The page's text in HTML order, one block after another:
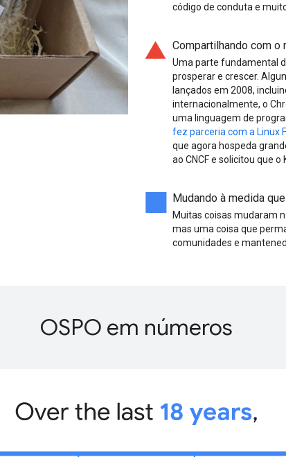
código de conduta e
Compartilhando com o
Uma parte fundamental
prosperar e crescer.
lançados em 2008,
internacionalmente, o
uma linguagem de
fez parceria com a Linux
que agora hospeda
ao CNCF e solicitou que
Mudando à medida
Muitas coisas mudaram
mas uma coisa que
comunidades e
OSPO em números